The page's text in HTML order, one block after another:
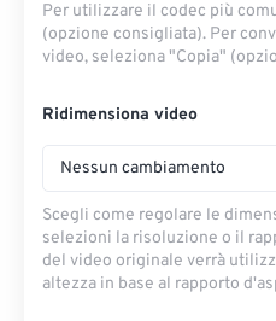
Per utilizzare il codec più
(opzione consigliata). Per
video, seleziona "Copia"
Ridimensiona video
Nessun cambiamento
Scegli come regolare le
selezioni la risoluzione o il
del video originale verrà
altezza in base al rapporto